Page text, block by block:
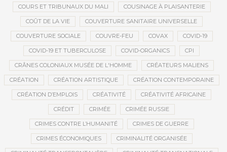
COURS ET TRIBUNAUX DU MALI COUSINAGE À PLAISANTERIE
COÛT DE LA VIE COUVERTURE SANITAIRE UNIVERSELLE
COUVERTURE SOCIALE COUVRE-FEU COVAX COVID-19
COVID-19 ET TUBERCULOSE COVID-ORGANICS CPI
CRÂNES COLONIAUX MUSÉE DE L'HOMME CRÉATEURS MALIENS
CRÉATION CRÉATION ARTISTIQUE CRÉATION CONTEMPORAINE
CRÉATION D’EMPLOIS CRÉATIVITÉ CRÉATIVITÉ AFRICAINE
CRÉDIT CRIMÉE CRIMÉE RUSSIE
CRIMES CONTRE L’HUMANITÉ CRIMES DE GUERRE
CRIMES ÉCONOMIQUES CRIMINALITÉ ORGANISÉE